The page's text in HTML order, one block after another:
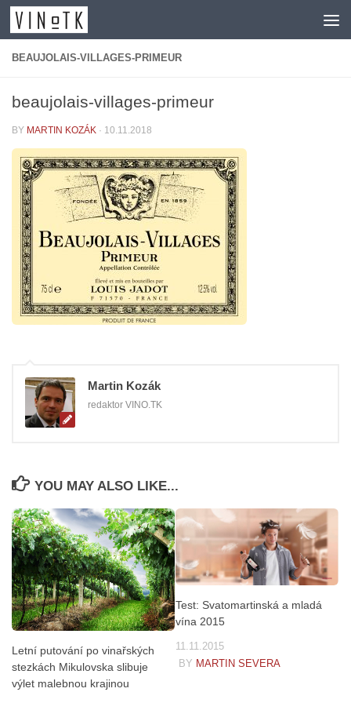
Skip to content
BEAUJOLAIS-VILLAGES-PRIMEUR
beaujolais-villages-primeur
BY MARTIN KOZÁK · 10.11.2018
Martin Kozák
redaktor VINO.TK
YOU MAY ALSO LIKE...
Letní putování po vinařských
stezkách Mikulovska slibuje
výlet malebnou krajinou
Test: Svatomartinská a mladá
vína 2015
11.11.2015
BY MARTIN SEVERA